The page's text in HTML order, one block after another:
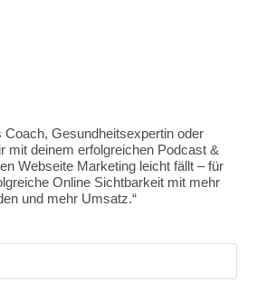
Coach, Gesundheitsexpertin oder
mit deinem erfolgreichen Podcast &
Webseite Marketing leicht fällt – für
Online Sichtbarkeit mit mehr
und mehr Umsatz.“